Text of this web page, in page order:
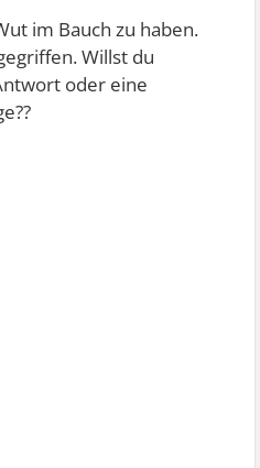
im Bauch zu haben.
Willst du
oder eine